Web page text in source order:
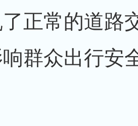
正常的道路
群众出行安